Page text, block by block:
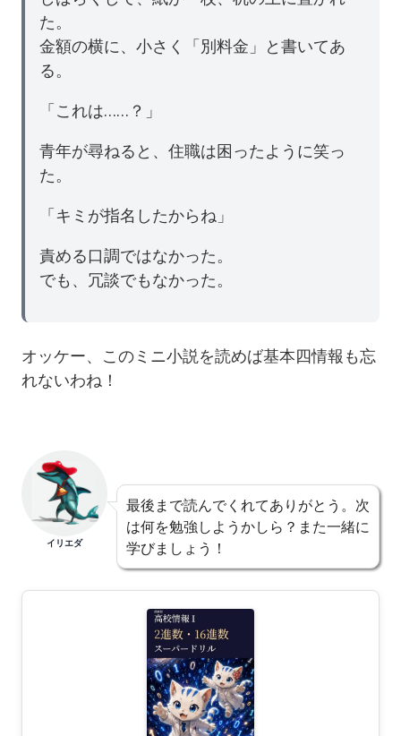
た。
金額の横に、小さく「別料金」と書いてあ
る。
「これは……？」
青年が尋ねると、住職は困ったように笑っ
た。
「キミが指名したからね」
責める口調ではなかった。
でも、冗談でもなかった。
オッケー、このミニ小説を読めば基本四情報も忘
れないわね！
イリエダ
最後まで読んでくれてありがとう。次
は何を勉強しようかしら？また一緒に
学びましょう！